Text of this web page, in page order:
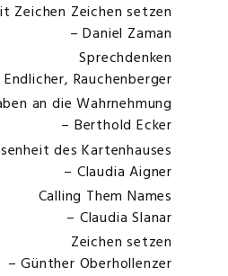
Zeichen Zeichen setzen
– Daniel Zaman
Sprechdenken
Rauchenberger
an die Wahrnehmung
– Berthold Ecker
des Kartenhauses
– Claudia Aigner
Calling Them Names
– Claudia Slanar
Zeichen setzen
– Günther Oberhollenzer